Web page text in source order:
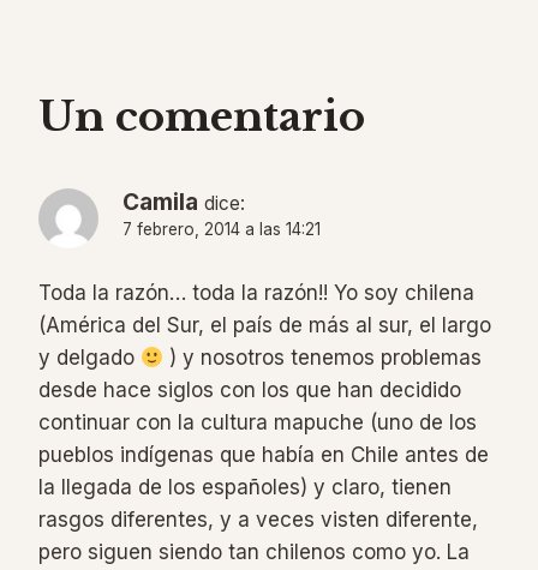
Un comentario
Camila dice:
7 febrero, 2014 a las 14:21
Toda la razón… toda la razón!! Yo soy chilena
(América del Sur, el país de más al sur, el largo
y delgado
) y nosotros tenemos problemas
desde hace siglos con los que han decidido
continuar con la cultura mapuche (uno de los
pueblos indígenas que había en Chile antes de
la llegada de los españoles) y claro, tienen
rasgos diferentes, y a veces visten diferente,
pero siguen siendo tan chilenos como yo. La